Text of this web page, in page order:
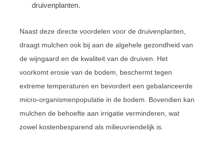
druivenplanten.
Naast deze directe voordelen voor de druivenplanten,
draagt mulchen ook bij aan de algehele gezondheid van
de wijngaard en de kwaliteit van de druiven. Het
voorkomt erosie van de bodem, beschermt tegen
extreme temperaturen en bevordert een gebalanceerde
micro-organismenpopulatie in de bodem. Bovendien kan
mulchen de behoefte aan irrigatie verminderen, wat
zowel kostenbesparend als milieuvriendelijk is.